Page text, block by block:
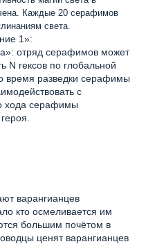
Каждые 20 серафимов
света.
1»:
отряд серафимов может
N гексов по глобальной
время разведки серафимы
с
хода серафимы
варангианцев
кто осмеливается им
большим почётом в
ценят варангианцев